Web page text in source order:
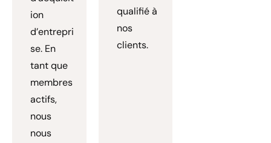
ion
d’entrepri
se. En
tant que
membres
actifs,
nous
nous
qualifié à
nos
clients.